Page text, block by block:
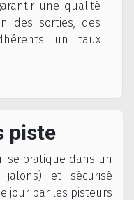
une qualité
des sorties, des
un taux
piste
se pratique dans un
et sécurisé
jour par les pisteurs